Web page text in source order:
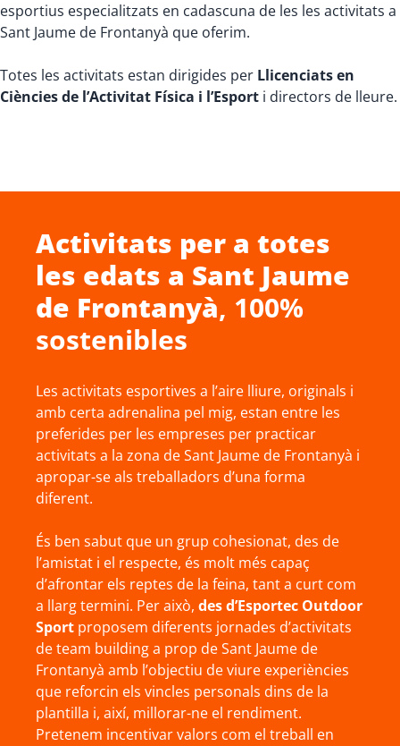
esportius especialitzats en cadascuna de les les activitats a
Sant Jaume de Frontanyà que oferim.
Totes les activitats estan dirigides per Llicenciats en
Ciències de l’Activitat Física i l’Esport i directors de lleure.
Activitats per a totes
les edats a Sant Jaume
de Frontanyà, 100%
sostenibles
Les activitats esportives a l’aire lliure, originals i
amb certa adrenalina pel mig, estan entre les
preferides per les empreses per practicar
activitats a la zona de Sant Jaume de Frontanyà i
apropar-se als treballadors d’una forma
diferent.
És ben sabut que un grup cohesionat, des de
l’amistat i el respecte, és molt més capaç
d’afrontar els reptes de la feina, tant a curt com
a llarg termini. Per això, des d’Esportec Outdoor
Sport proposem diferents jornades d’activitats
de team building a prop de Sant Jaume de
Frontanyà amb l’objectiu de viure experiències
que reforcin els vincles personals dins de la
plantilla i, així, millorar-ne el rendiment.
Pretenem incentivar valors com el treball en